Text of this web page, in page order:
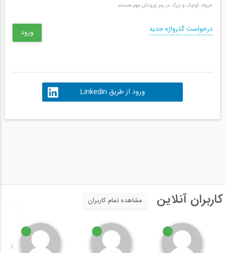
حروف کوچک و بزرگ در رمز ورودتان مهم هستند.
درخواست گذرواژه جدید
ورود از طریق Linkedin
کاربران آنلاین مشاهده تمام کاربران